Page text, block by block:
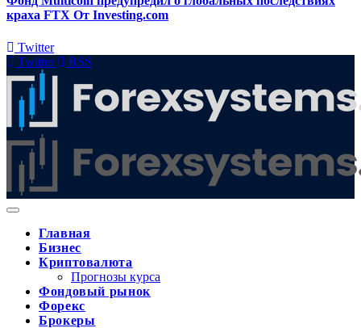
краха FTX От Investing.com
Twitter
Twitter
RSS
Главная
Бизнес
Криптовалюта
Прогнозы курса
Фондовый рынок
Форекс
Брокеры